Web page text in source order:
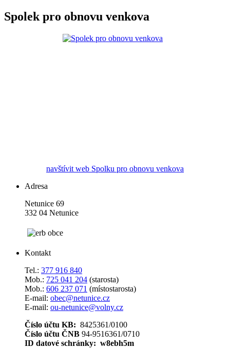
Spolek pro obnovu venkova
navštívit web Spolku pro obnovu venkova
Adresa
Netunice 69
332 04 Netunice
Kontakt
Tel.: 377 916 840
Mob.: 725 041 204 (starosta)
Mob.: 606 237 071 (místostarosta)
E-mail: obec@netunice.cz
E-mail: ou-netunice@volny.cz
Číslo účtu KB: 8425361/0100
Číslo účtu ČNB 94-9516361/0710
ID datové schránky: w8ebh5m